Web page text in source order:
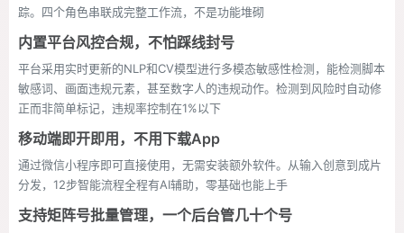
踪。四个角色串联成完整工作流，不是功能堆砌
内置平台风控合规，不怕踩线封号
平台采用实时更新的NLP和CV模型进行多模态敏感性检测，能检测脚本
敏感词、画面违规元素，甚至数字人的违规动作。检测到风险时自动修
正而非简单标记，违规率控制在1%以下
移动端即开即用，不用下载App
通过微信小程序即可直接使用，无需安装额外软件。从输入创意到成片
分发，12步智能流程全程有AI辅助，零基础也能上手
支持矩阵号批量管理，一个后台管几十个号